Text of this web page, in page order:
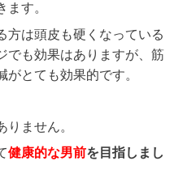
す。
方は頭皮も硬くなっている
でも効果はありますが、筋
とても効果的です。
ません。
健康的な男前を目指しまし